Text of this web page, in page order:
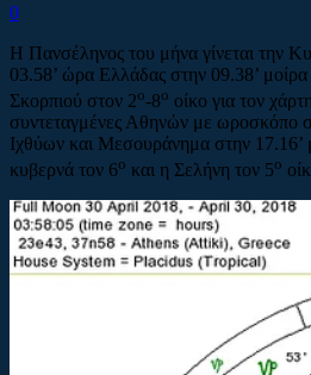
0
Η Πανσέληνος του μήνα γίνεται την
03.58’ ώρα Ελλάδας στην 09.38’
Σκορπιού στον 2ο-8ο οίκο για τον
συντεταγμένες Αθηνών με ωροσκόπο
Ιχθύων και Μεσουράνημα στην 17.16’
κυβερνά τον 6ο και η Σελήνη τον 5ο